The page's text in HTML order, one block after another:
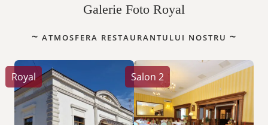
Galerie Foto Royal
ATMOSFERA RESTAURANTULUI NOSTRU
Royal Salon 2